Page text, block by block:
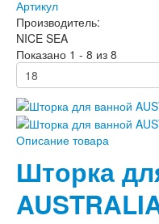
Артикул
Производитель:
NICE SEA
Показано 1 - 8 из 8
Описание товара
Шторка